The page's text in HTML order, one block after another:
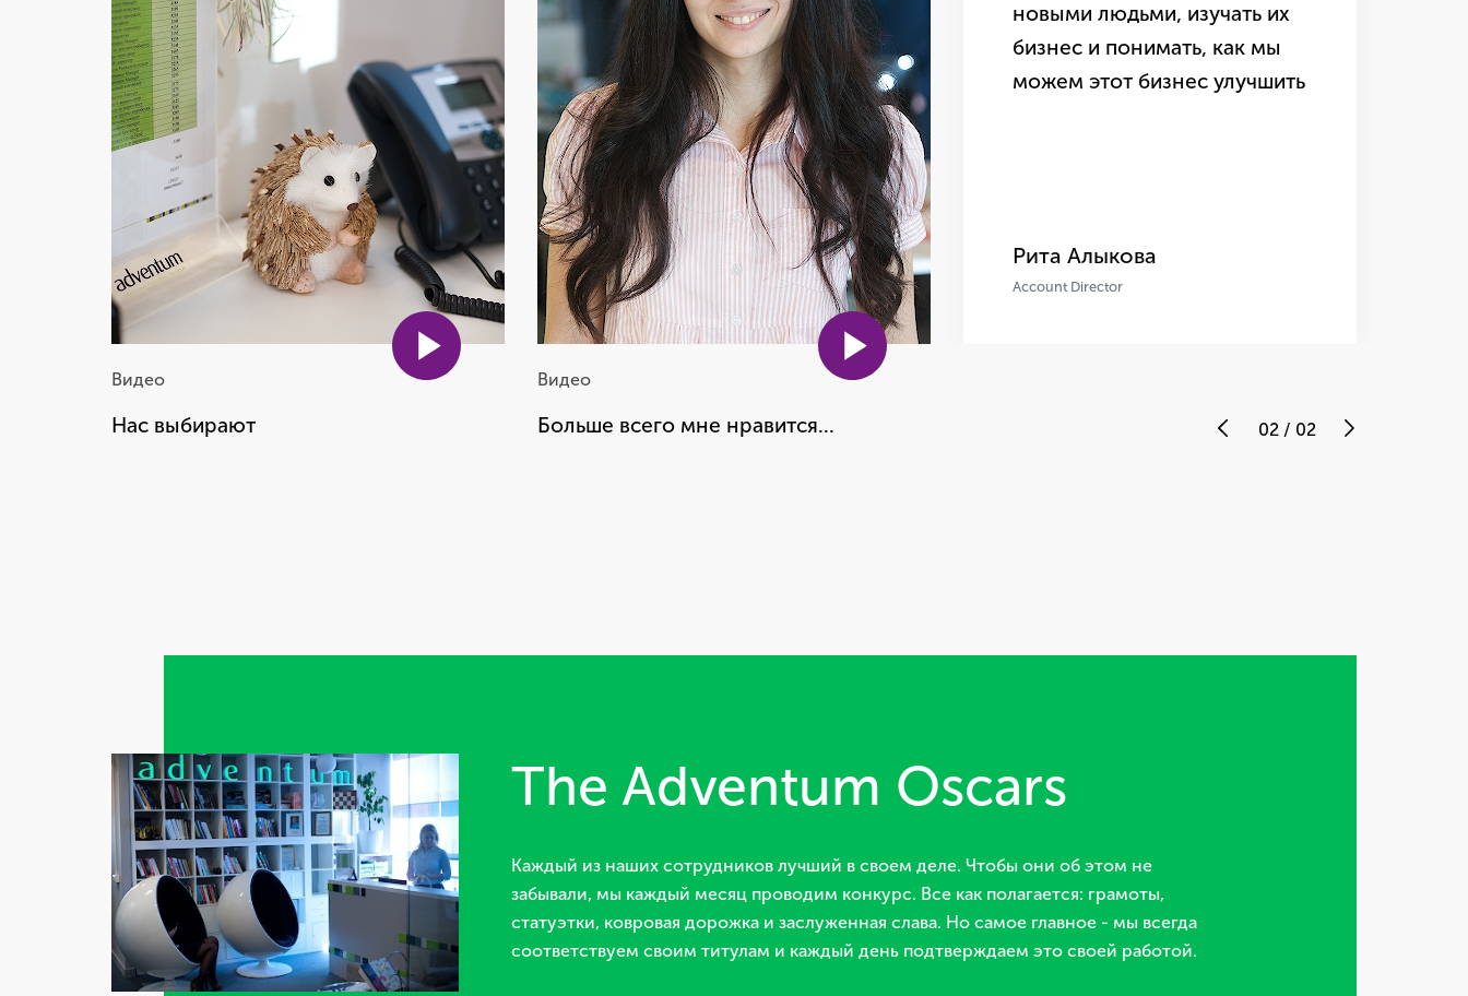
Видео
Нас выбирают
Видео
Больше всего мне нравится...
новыми людьми, изучать их
бизнес и понимать, как мы
можем этот бизнес улучшить
Рита Алыкова
Account Director
компанию, стартап, но
сейчас не жалею. Работа в
Adventum изменила мою
жизнь
Рита Алыкова
Account Director
новыми людьми, изучать их
бизнес и понимать, как мы
можем этот бизнес улучшить
Рита Алыкова
Account Director
02/ 02
The Adventum Oscars
Каждый из наших сотрудников лучший в своем деле. Чтобы они об этом не
забывали, мы каждый месяц проводим конкурс. Все как полагается: грамоты,
статуэтки, ковровая дорожка и заслуженная слава. Но самое главное - мы всегда
соответствуем своим титулам и каждый день подтверждаем это своей работой.